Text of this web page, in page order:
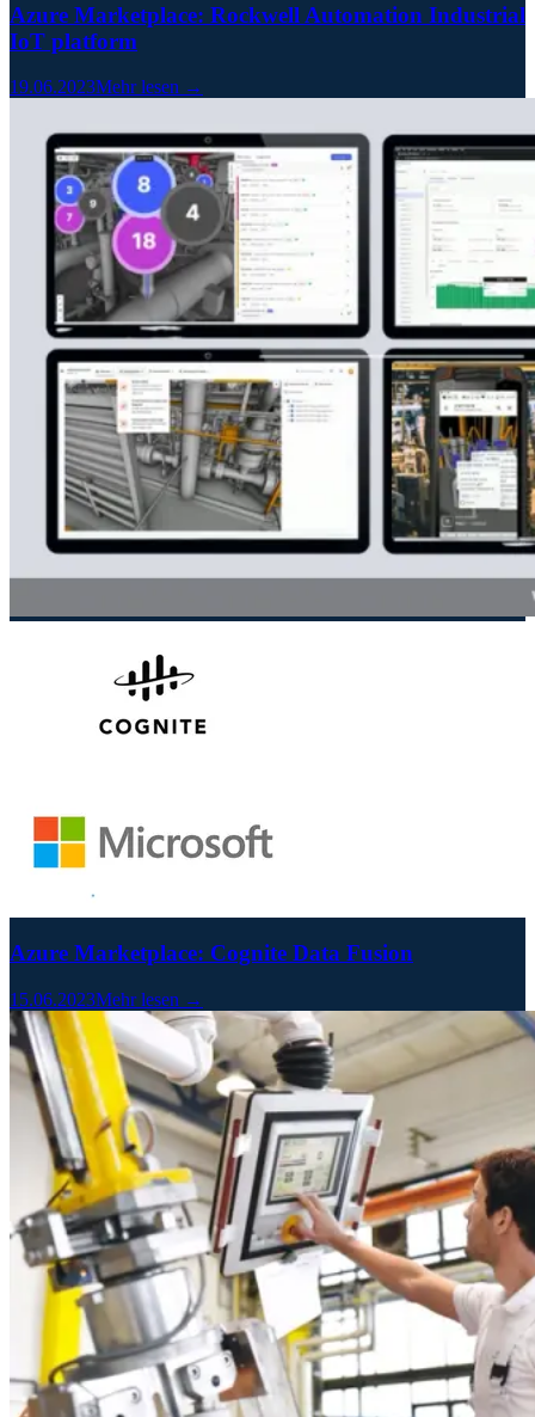
Azure Marketplace: Rockwell Automation Industrial
IoT platform
19.06.2023Mehr lesen →
Azure Marketplace: Cognite Data Fusion
15.06.2023Mehr lesen →